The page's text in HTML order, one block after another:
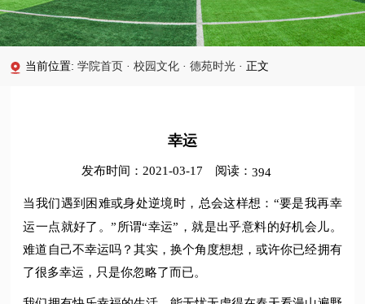
当前位置:学院首页 · 校园文化 · 德苑时光 · 正文
幸运
发布时间：2021-03-17 阅读： 394
当我们遇到困难或身处逆境时，总会这样想：“要是我再幸
运一点就好了。”所谓“幸运”，就是出乎意料的好机会儿。
难道自己不幸运吗？其实，换个角度想想，或许你已经拥有
了很多幸运，只是你忽略了而已。